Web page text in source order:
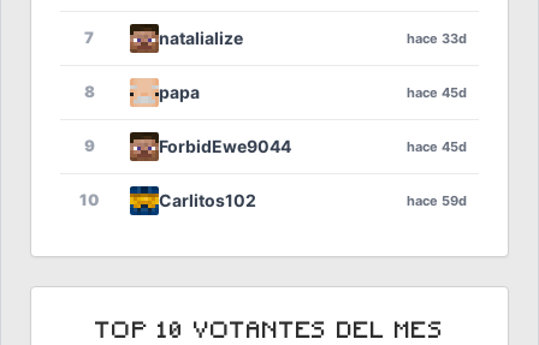
7 natalialize hace 33d
8 papa hace 45d
9 ForbidEwe9044 hace 45d
10 Carlitos102 hace 59d
TOP 10 VOTANTES DEL MES